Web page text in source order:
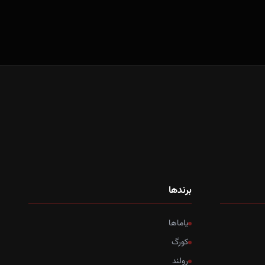
برندها
یاماها
کورگ
رولند